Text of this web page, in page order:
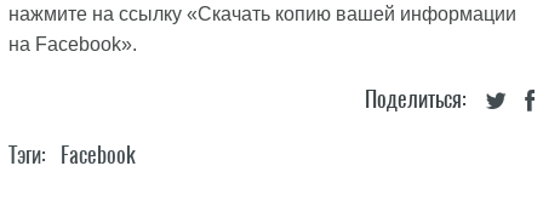
нажмите на ссылку «Скачать копию вашей информации
на Facebook».
Поделиться:
Тэги: Facebook